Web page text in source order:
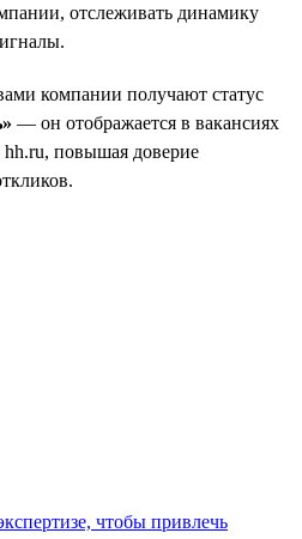
отслеживать динамику
компании получают статус
— он отображается в вакансиях
повышая доверие